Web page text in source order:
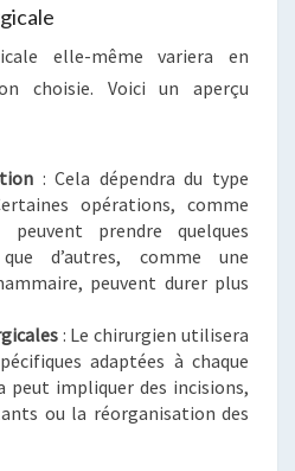
elle-même variera en
choisie. Voici un aperçu
: Cela dépendra du type
opérations, comme
peuvent prendre quelques
d’autres, comme une
peuvent durer plus
: Le chirurgien utilisera
adaptées à chaque
peut impliquer des incisions,
ou la réorganisation des